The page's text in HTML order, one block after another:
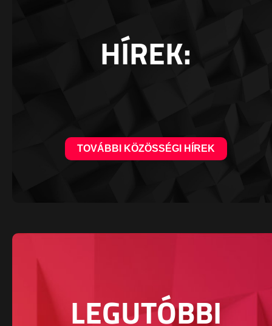
HÍREK:
TOVÁBBI KÖZÖSSÉGI HÍREK
LEGUTÓBBI